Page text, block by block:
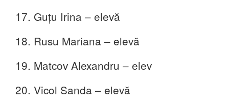
17. Guțu Irina – elevă
18. Rusu Mariana – elevă
19. Matcov Alexandru – elev
20. Vicol Sanda – elevă